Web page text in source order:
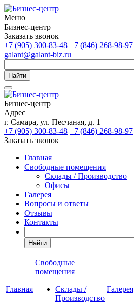
Меню
Бизнес-центр
Заказать звонок
+7 (905) 300-83-48 +7 (846) 268-98-97
galant@galant-biz.ru
Найти
Бизнес-центр
Адрес
г. Самара, ул. Песчаная, д. 1
+7 (905) 300-83-48 +7 (846) 268-98-97
Заказать звонок
Главная
Свободные помещения
Склады / Производство
Офисы
Галерея
Вопросы и ответы
Отзывы
Контакты
Найти
Главная
Свободные
помещения
Склады /
Производство
Галерея